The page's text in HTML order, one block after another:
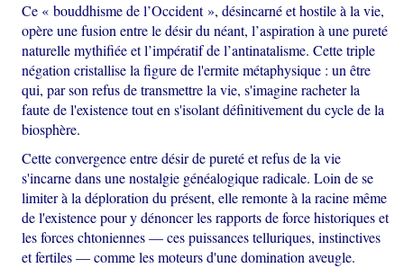
Ce « bouddhisme de l’Occident », désincarné et hostile à la vie,
opère une fusion entre le désir du néant, l’aspiration à une pureté
naturelle mythifiée et l’impératif de l’antinatalisme. Cette triple
négation cristallise la figure de l'ermite métaphysique : un être
qui, par son refus de transmettre la vie, s'imagine racheter la
faute de l'existence tout en s'isolant définitivement du cycle de la
biosphère.
Cette convergence entre désir de pureté et refus de la vie
s'incarne dans une nostalgie généalogique radicale. Loin de se
limiter à la déploration du présent, elle remonte à la racine même
de l'existence pour y dénoncer les rapports de force historiques et
les forces chtoniennes — ces puissances telluriques, instinctives
et fertiles — comme les moteurs d'une domination aveugle.